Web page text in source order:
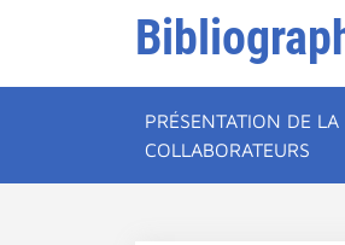
PRÉSENTATION DE
COLLABORATEURS